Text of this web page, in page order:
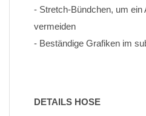
- Stretch-Bündchen, um ein
vermeiden
- Beständige Grafiken im
DETAILS HOSE